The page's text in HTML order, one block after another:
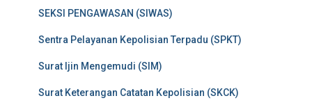
SEKSI PENGAWASAN (SIWAS)
Sentra Pelayanan Kepolisian Terpadu (SPKT)
Surat Ijin Mengemudi (SIM)
Surat Keterangan Catatan Kepolisian (SKCK)